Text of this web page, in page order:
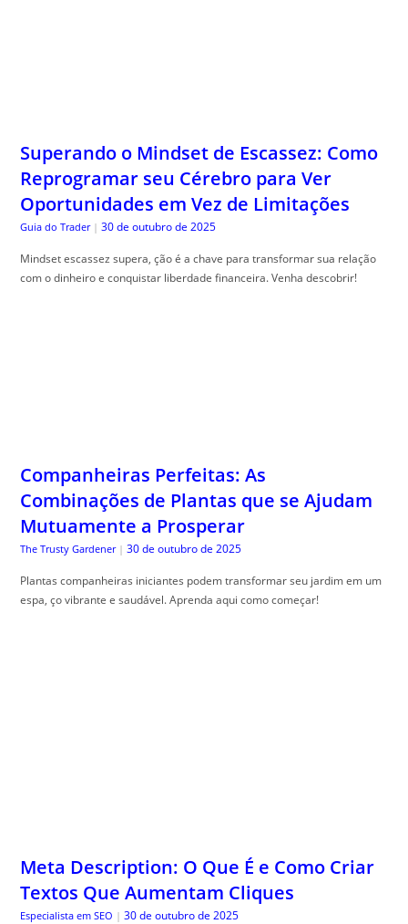
Superando o Mindset de Escassez: Como
Reprogramar seu Cérebro para Ver
Oportunidades em Vez de Limitações
Guia do Trader | 30 de outubro de 2025
Mindset escassez supera, ção é a chave para transformar sua relação
com o dinheiro e conquistar liberdade financeira. Venha descobrir!
Companheiras Perfeitas: As
Combinações de Plantas que se Ajudam
Mutuamente a Prosperar
The Trusty Gardener | 30 de outubro de 2025
Plantas companheiras iniciantes podem transformar seu jardim em um
espa, ço vibrante e saudável. Aprenda aqui como começar!
Meta Description: O Que É e Como Criar
Textos Que Aumentam Cliques
Especialista em SEO | 30 de outubro de 2025